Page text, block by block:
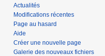
Actualités
Modifications récentes
Page au hasard
Aide
Créer une nouvelle page
Galerie des nouveaux fichiers